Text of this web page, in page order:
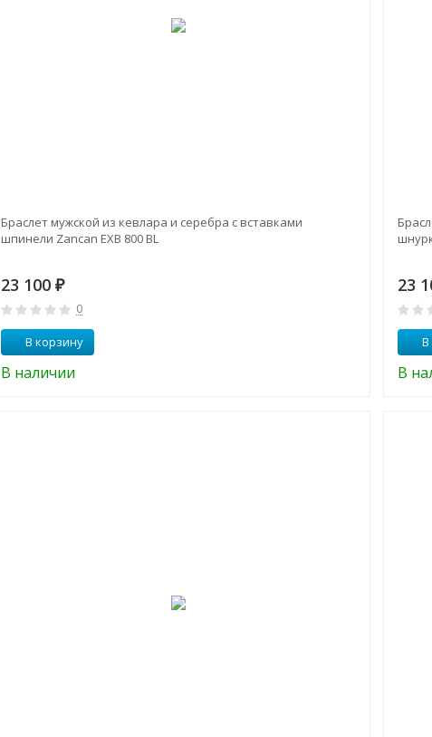
Браслет мужской из кевлара и серебра с вставками
шпинели Zancan EXB 800 BL
23 100 ₽
0
В корзину
В наличии
23
В
В